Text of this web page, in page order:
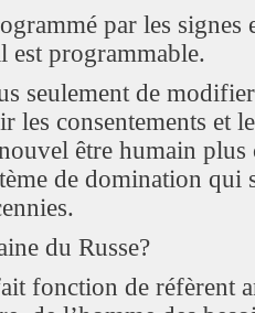
par les signes
est programmable.
seulement de
les consentements et
être humain
de domination qui
du Russe?
fonction de réfèrent